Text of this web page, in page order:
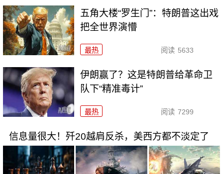
五角大楼“罗生门”：特朗普这出戏
把全世界演懵
最热 阅读 5633
伊朗赢了？这是特朗普给革命卫
队下“精准毒计”
最热 阅读 7299
信息量很大！歼20越肩反杀，美西方都不淡定了